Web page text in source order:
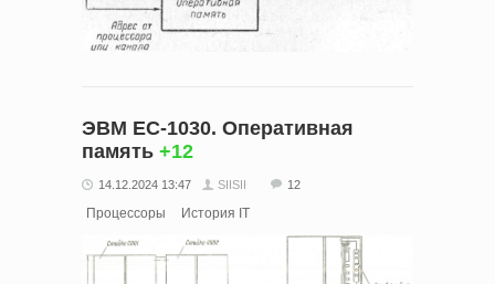
ЭВМ ЕС-1030. Оперативная
память +12
14.12.2024 13:47 SIISII 12
Процессоры История IT